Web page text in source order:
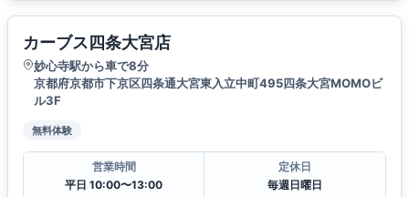
カーブス四条大宮店
妙心寺駅から車で8分
京都府京都市下京区四条通大宮東入立中町495四条大宮MOMOビ
ル3F
無料体験
営業時間
平日 10:00〜13:00
定休日
毎週日曜日